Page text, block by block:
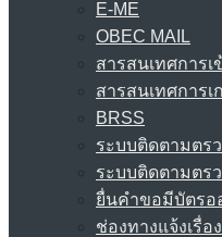
E-ME
OBEC MAIL
สารสนเทศการเ
สารสนเทศการ
BRSS
ระบบติดตามตร
ระบบติดตามตร
ยื่นคำขอมีบัตรอ
ช่องทางแจ้งเรื่